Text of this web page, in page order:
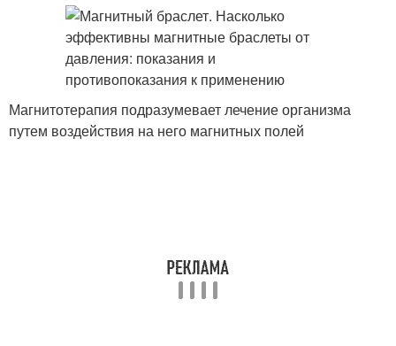
Магнитотерапия подразумевает лечение организма
путем воздействия на него магнитных полей